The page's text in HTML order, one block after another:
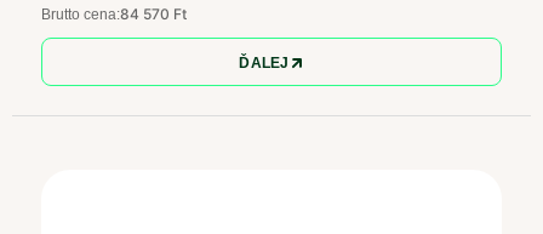
Brutto cena:84 570 Ft
ĎALEJ